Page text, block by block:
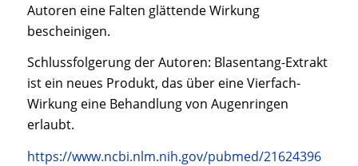
Autoren eine Falten glättende Wirkung
bescheinigen.
Schlussfolgerung der Autoren: Blasentang-Extrakt
ist ein neues Produkt, das über eine Vierfach-
Wirkung eine Behandlung von Augenringen
erlaubt.
https://www.ncbi.nlm.nih.gov/pubmed/21624396